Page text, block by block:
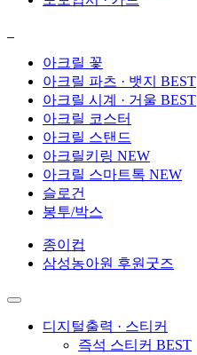
아크릴 꽃
아크릴 파츠 · 뱃지 BEST
아크릴 시계 · 거울 BEST
아크릴 코스터
아크릴 스탠드
아크릴키링 NEW
아크릴 스마트톡 NEW
슬로건
봉투/박스
종이컵
삼성농아원 후원굿즈
디지털출력 · 스티커
즉석 스티커 BEST